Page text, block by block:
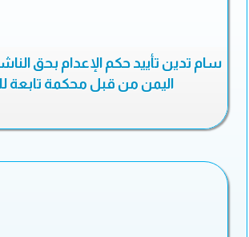
سام تدين تأييد حكم الإعدام بحق
اليمن من قبل محكمة تابعة